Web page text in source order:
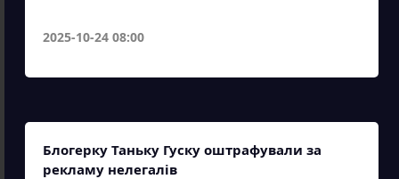
2025-10-24 08:00
Блогерку Таньку Гуску оштрафували за
рекламу нелегалів